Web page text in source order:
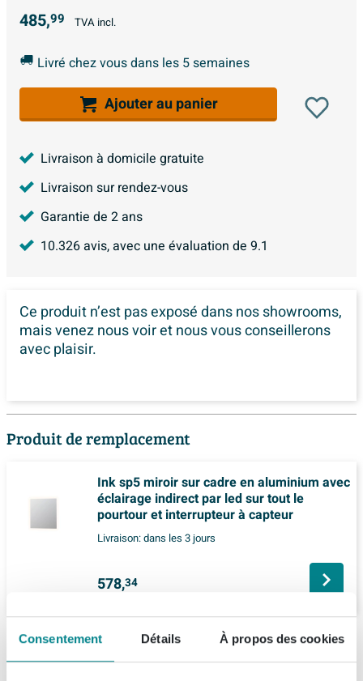
Consentement Détails À propos des cookies
485,99 TVA incl.
Livré chez vous dans les 5 semaines
Ajouter au panier
Livraison à domicile gratuite
Livraison sur rendez-vous
Garantie de 2 ans
10.326avis, avec une évaluation de 9.1
Ce produit n’est pas exposé dansnos showrooms,
mais venez nous voir et nous vous conseillerons
avec plaisir.
Produit de remplacement
Ink sp5 miroir sur cadre en aluminium avec
éclairage indirect par led sur tout le
pourtour et interrupteur à capteur
Livraison:dans les 3 jours
578,34
Description